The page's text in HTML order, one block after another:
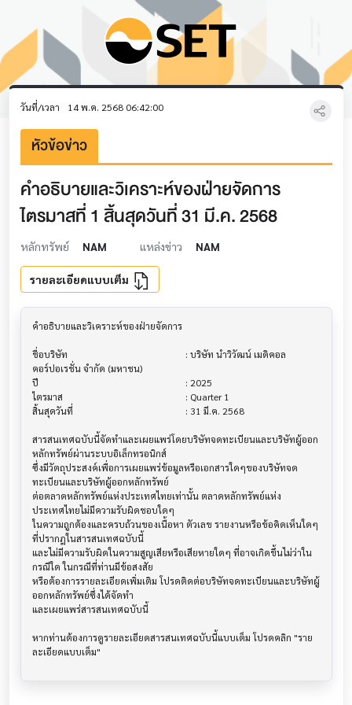
วันที่/เวลา 14 พ.ค. 2568 06:42:00
หัวข้อข่าว
คำอธิบายและวิเคราะห์ของฝ่ายจัดการ
ไตรมาสที่ 1 สิ้นสุดวันที่ 31 มี.ค. 2568
หลักทรัพย์ NAM แหล่งข่าว NAM
รายละเอียดแบบเต็ม
คำอธิบายและวิเคราะห์ของฝ่ายจัดการ
ชื่อบริษัท                               			 : บริษัท นำวิวัฒน์ เมดิคอล
คอร์ปอเรชั่น จำกัด (มหาชน)
ปี                                     			 : 2025
ไตรมาส                                			 : Quarter 1
สิ้นสุดวันที่                              			 : 31 มี.ค. 2568
สารสนเทศฉบับนี้จัดทำและเผยแพร่โดยบริษัทจดทะเบียนและบริษัทผู้ออก
หลักทรัพย์ผ่านระบบอิเล็กทรอนิกส์
ซึ่งมีวัตถุประสงค์เพื่อการเผยแพร่ข้อมูลหรือเอกสารใดๆของบริษัทจด
ทะเบียนและบริษัทผู้ออกหลักทรัพย์
ต่อตลาดหลักทรัพย์แห่งประเทศไทยเท่านั้น ตลาดหลักทรัพย์แห่ง
ประเทศไทยไม่มีความรับผิดชอบใดๆ
ในความถูกต้องและครบถ้วนของเนื้อหา ตัวเลข รายงานหรือข้อคิดเห็นใดๆ
ที่ปรากฎในสารสนเทศฉบับนี้
และไม่มีความรับผิดในความสูญเสียหรือเสียหายใดๆ ที่อาจเกิดขึ้นไม่ว่าใน
กรณีใด ในกรณีที่ท่านมีข้อสงสัย
หรือต้องการรายละเอียดเพิ่มเติม โปรดติดต่อบริษัทจดทะเบียนและบริษัทผู้
ออกหลักทรัพย์ซึ่งได้จัดทำ
และเผยแพร่สารสนเทศฉบับนี้
หากท่านต้องการดูรายละเอียดสารสนเทศฉบับนี้แบบเต็ม โปรดคลิก "ราย